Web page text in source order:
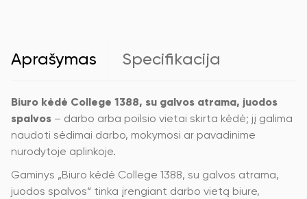
spalvos
Aprašymas Specifikacija
Biuro kėdė College 1388, su galvos atrama, juodos
spalvos – darbo arba poilsio vietai skirta kėdė; jį galima
naudoti sėdimai darbo, mokymosi ar pavadinime
nurodytoje aplinkoje.
Gaminys „Biuro kėdė College 1388, su galvos atrama,
juodos spalvos“ tinka įrengiant darbo vietą biure,